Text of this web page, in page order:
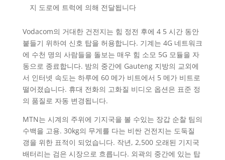
지 도로에 트럭에 의해 전달됩니다
Vodacom의 거대한 건전지는 힘 정전 후에 4 5 시간 동안
붙들기 위하여 신호 탑을 허용합니다. 기계는 4G 네트워크
에 수천 명의 사람들을 돌보는 매우 힘 소모 5G 모듈을 자
동으로 종료합니다. 밤의 중간에 Gauteng 지방의 교외에
서 인터넷 속도는 하루에 60 메가 비트에서 5 메가 비트로
떨어졌습니다. 휴대 전화의 고화질 비디오 옵션은 표준 정
의 품질로 자동 변경됩니다.
MTN는 시계의 주위에 기지국을 볼 수있는 장갑 순찰 팀의
수백을 고용. 30kg의 무게를 다는 비싼 건전지는 도둑질
갱을 위한 표적이 되었습니다. 작년, 2,500 오래된 기지국
배터리는 검은 시장으로 흐릅니다. 외곽의 중간에 있는 탑